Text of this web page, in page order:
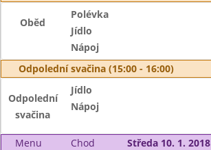
Oběd
Polévka
Jídlo
Nápoj
Odpolední svačina (15:00 - 16:00)
Odpolední
svačina
Jídlo
Nápoj
Menu Chod
Středa 10. 1. 2018